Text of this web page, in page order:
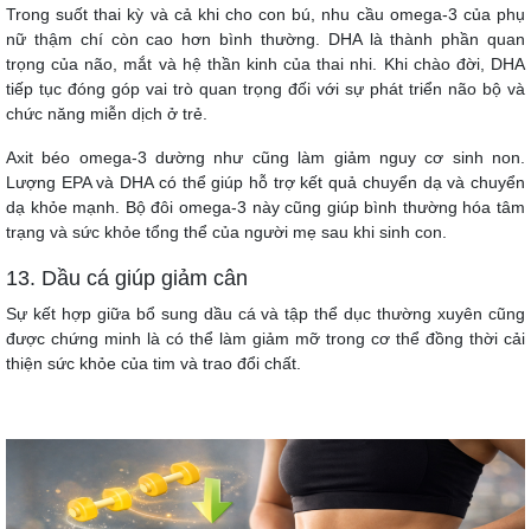
Trong suốt thai kỳ và cả khi cho con bú, nhu cầu omega-3 của phụ
nữ thậm chí còn cao hơn bình thường. DHA là thành phần quan
trọng của não, mắt và hệ thần kinh của thai nhi. Khi chào đời, DHA
tiếp tục đóng góp vai trò quan trọng đối với sự phát triển não bộ và
chức năng miễn dịch ở trẻ.
Axit béo omega-3 dường như cũng làm giảm nguy cơ sinh non.
Lượng EPA và DHA có thể giúp hỗ trợ kết quả chuyển dạ và chuyển
dạ khỏe mạnh. Bộ đôi omega-3 này cũng giúp bình thường hóa tâm
trạng và sức khỏe tổng thể của người mẹ sau khi sinh con.
13. Dầu cá giúp giảm cân
Sự kết hợp giữa bổ sung dầu cá và tập thể dục thường xuyên cũng
được chứng minh là có thể làm giảm mỡ trong cơ thể đồng thời cải
thiện sức khỏe của tim và trao đổi chất.